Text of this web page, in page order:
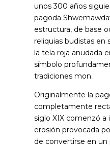
unos 300 años
pagoda
estructura, de base
reliquias budistas en
la tela roja anudada
símbolo
tradiciones mon.
Originalmente la
completamente
siglo XIX comenzó a
erosión provocada
de convertirse en un